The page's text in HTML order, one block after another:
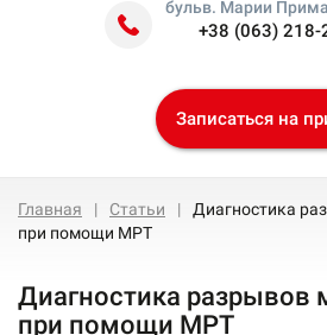
бульв. Марии
+38 (063) 218-
Записаться на
Главная Статьи
Диагностика
при помощи МРТ
Диагностика разрывов
при помощи МРТ